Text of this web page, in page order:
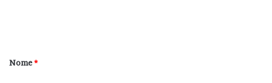
r
Nome*